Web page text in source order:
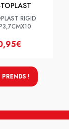
RIGID
PRENDS !